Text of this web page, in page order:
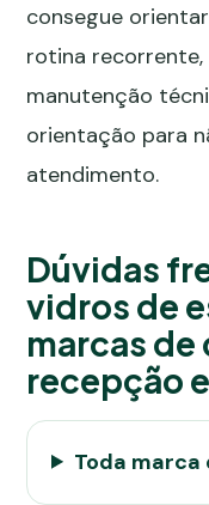
consegue
rotina recorrente,
manutenção
orientação para
atendimento.
Dúvidas
vidros de
marcas
recepção
Toda marca